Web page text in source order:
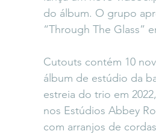
do álbum. O grupo
“Through The Glass”
Cutouts contém 10
álbum de estúdio da
estreia do trio em 2022,
nos Estúdios Abbey
com arranjos de